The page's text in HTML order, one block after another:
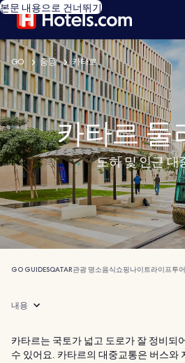
본문 내용으로 건너뛰기
GO 중동 카타르
카타르 둘
도하 및 인근 대
GO GUIDESQATAR관광 명소음식쇼핑나이트라이프투어
내용
카타르는 국토가 넓고 도로가 잘 정비되
수 있어요. 카타르의 대중교통은 버스와